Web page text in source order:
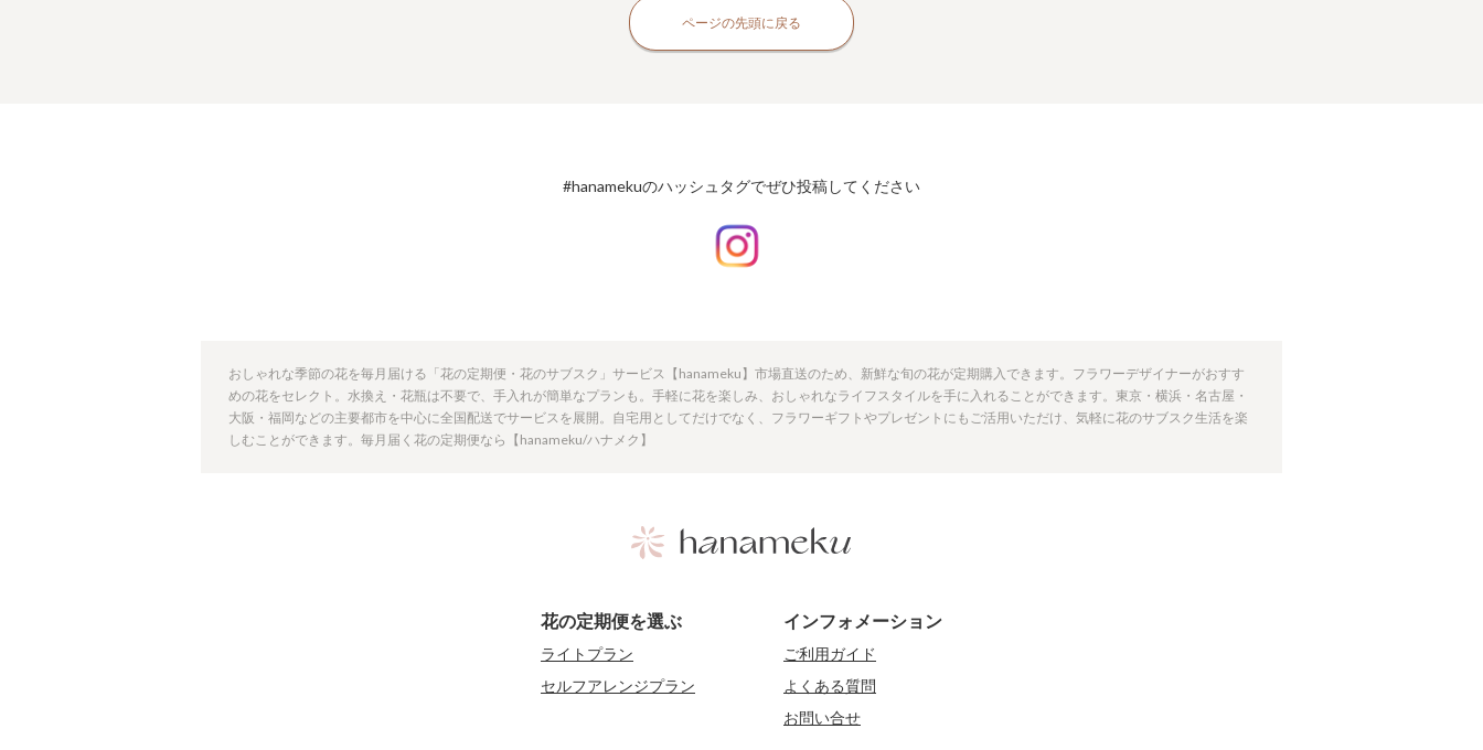
ページの先頭に戻る
#hanamekuのハッシュタグでぜひ投稿してください
おしゃれな季節の花を毎月届ける「花の定期便・花のサブスク」サービス【hanameku】市場直送のため、新鮮な旬の花が定期購入できます。フラワーデザイナーがおすす
めの花をセレクト。水換え・花瓶は不要で、手入れが簡単なプランも。手軽に花を楽しみ、おしゃれなライフスタイルを手に入れることができます。東京・横浜・名古屋・
大阪・福岡などの主要都市を中心に全国配送でサービスを展開。自宅用としてだけでなく、フラワーギフトやプレゼントにもご活用いただけ、気軽に花のサブスク生活を楽
しむことができます。毎月届く花の定期便なら【hanameku/ハナメク】
花の定期便を選ぶ
ライトプラン
セルフアレンジプラン
インフォメーション
ご利用ガイド
よくある質問
お問い合せ